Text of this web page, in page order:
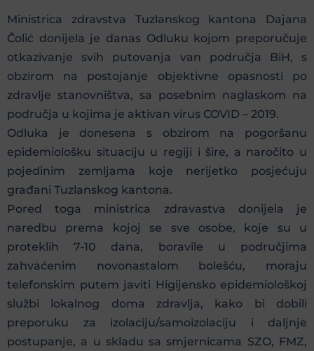
Ministrica zdravstva Tuzlanskog kantona Dajana
Čolić donijela je danas Odluku kojom preporučuje
otkazivanje svih putovanja van područja BiH, s
obzirom na postojanje objektivne opasnosti po
zdravlje stanovništva, sa posebnim naglaskom na
područja u kojima je aktivan virus COVID – 2019.
Odluka je donesena s obzirom na pogoršanu
epidemiološku situaciju u regiji i šire, a naročito u
pojedinim zemljama koje nerijetko posjećuju
građani Tuzlanskog kantona.
Pored toga ministrica zdravastva donijela je
naredbu prema kojoj se sve osobe, koje su u
proteklih 7-10 dana, boravile u područjima
zahvaćenim novonastalom bolešću, moraju
telefonskim putem javiti Higijensko epidemiološkoj
službi lokalnog doma zdravlja, kako bi dobili
preporuku za izolaciju/samoizolaciju i daljnje
postupanje, a u skladu sa smjernicama SZO, FMZ,